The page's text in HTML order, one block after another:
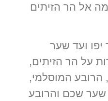
אל הר הזיתים
ועד שער
על הר הזיתים,
הרובע המוסלמי,
שער שכם והרובע